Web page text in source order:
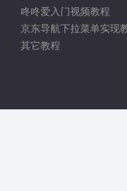
咚咚爱入门视频教程
京东导航下拉菜单实现
其它教程